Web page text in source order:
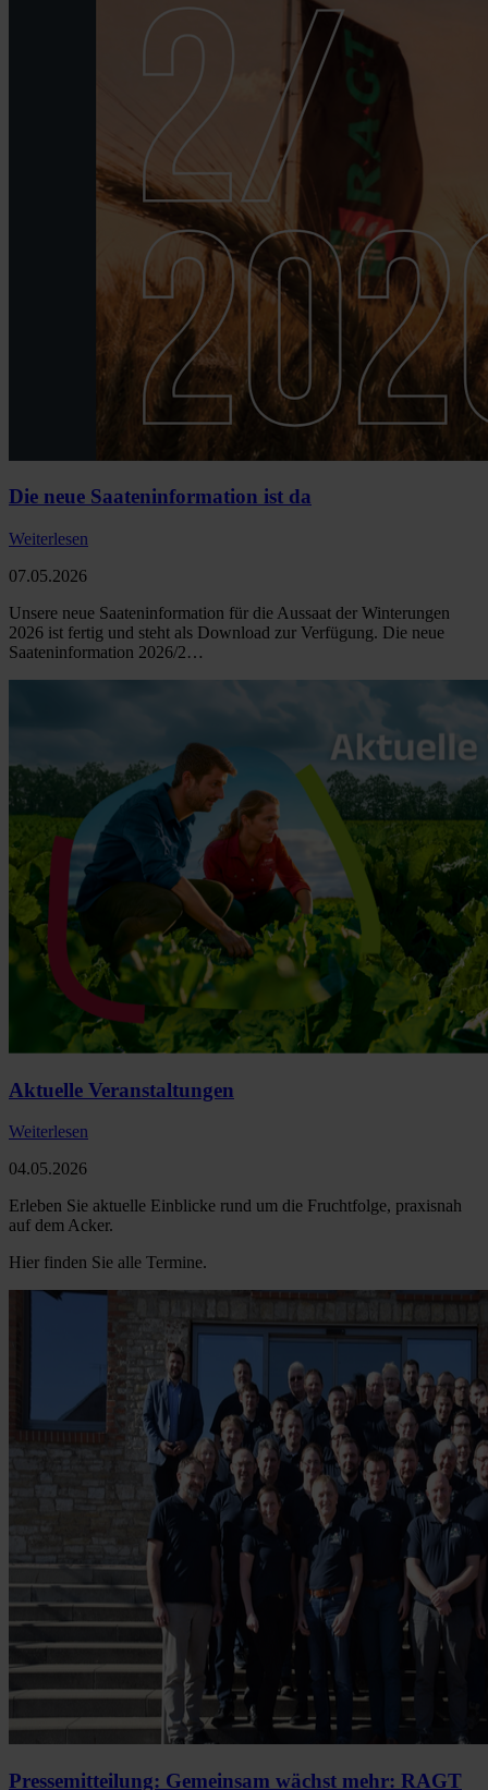
Die neue Saateninformation ist da
Weiterlesen
07.05.2026
Unsere neue Saateninformation für die Aussaat der Winterungen
2026 ist fertig und steht als Download zur Verfügung. Die neue
Saateninformation 2026/2…
Aktuelle Veranstaltungen
Weiterlesen
04.05.2026
Erleben Sie aktuelle Einblicke rund um die Fruchtfolge, praxisnah
auf dem Acker.
Hier finden Sie alle Termine.
Pressemitteilung: Gemeinsam wächst mehr: RAGT